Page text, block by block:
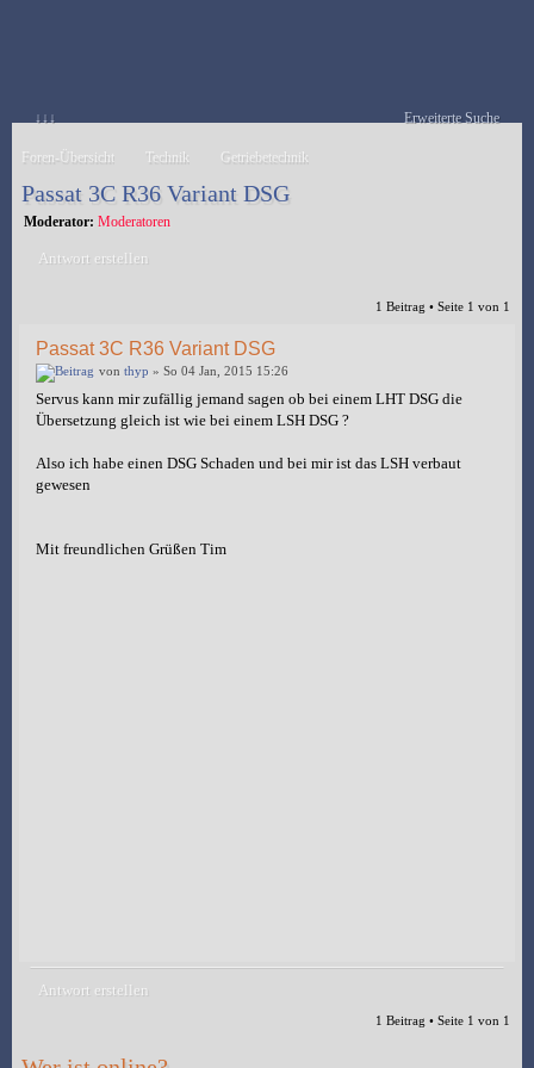
↓↓↓ Erweiterte Suche
Foren-Übersicht Technik Getriebetechnik
Passat 3C R36 Variant DSG
Moderator: Moderatoren
Antwort erstellen
1 Beitrag • Seite 1 von 1
Passat 3C R36 Variant DSG
von thyp » So 04 Jan, 2015 15:26
Servus kann mir zufällig jemand sagen ob bei einem LHT DSG die
Übersetzung gleich ist wie bei einem LSH DSG ?
Also ich habe einen DSG Schaden und bei mir ist das LSH verbaut
gewesen
Mit freundlichen Grüßen Tim
Antwort erstellen
1 Beitrag • Seite 1 von 1